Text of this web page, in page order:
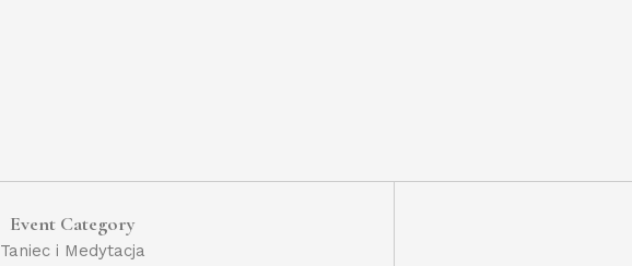
Event Category
Taniec i Medytacja